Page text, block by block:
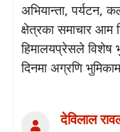
अभियान्ता, पर्यटन,
क्षेत्रका समाचार आम
हिमालयप्रेसले विशेष
दिनमा अग्रणि
देविलाल